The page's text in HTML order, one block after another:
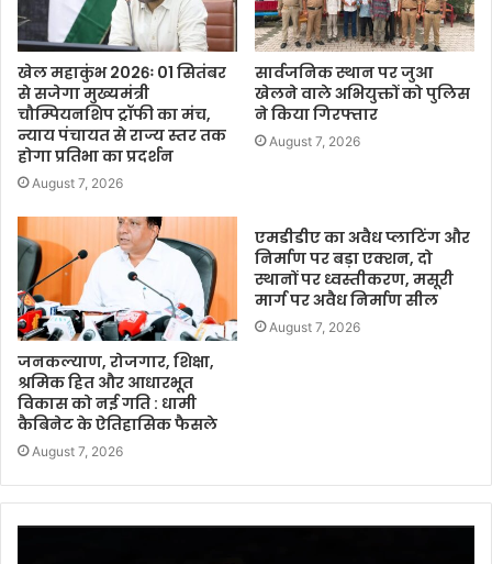
खेल महाकुंभ 2026ः 01 सितंबर
से सजेगा मुख्यमंत्री
चौम्पियनशिप ट्रॉफी का मंच,
न्याय पंचायत से राज्य स्तर तक
होगा प्रतिभा का प्रदर्शन
August 7, 2026
सार्वजनिक स्थान पर जुआ
खेलने वाले अभियुक्तों को पुलिस
ने किया गिरफ्तार
August 7, 2026
जनकल्याण, रोजगार, शिक्षा,
श्रमिक हित और आधारभूत
विकास को नई गति : धामी
कैबिनेट के ऐतिहासिक फैसले
August 7, 2026
एमडीडीए का अवैध प्लाटिंग और
निर्माण पर बड़ा एक्शन, दो
स्थानों पर ध्वस्तीकरण, मसूरी
मार्ग पर अवैध निर्माण सील
August 7, 2026